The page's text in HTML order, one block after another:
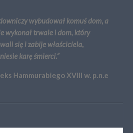
wybudował komuś dom, a
wykonał trwale i dom, który
się i zabije właściciela,
karę śmierci.”
Hammurabiego XVIII w. p.n.e